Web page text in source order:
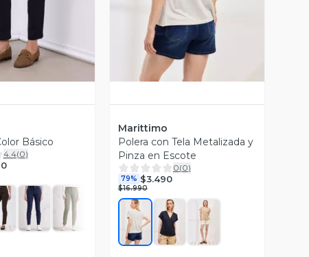
Básico
4.4(0)
Marittimo
Polera con Tela Metalizada y
Pinza en Escote
0(0)
79% $3.490
$16.990